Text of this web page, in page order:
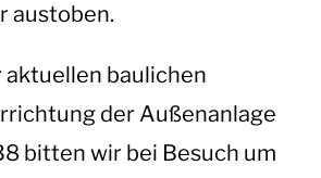
austoben.
baulichen
der Außenanlage
bitten wir bei Besuch um